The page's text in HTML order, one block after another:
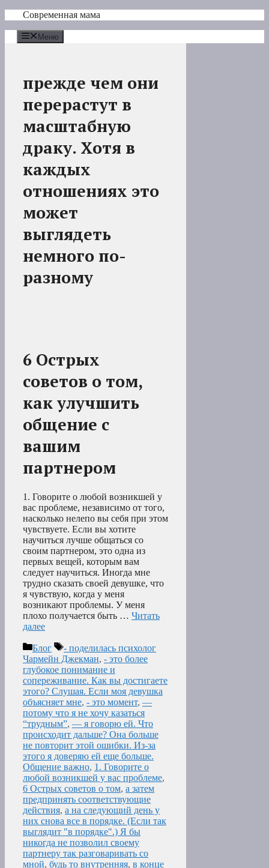
Перейти
содержимому
Современная мама
Меню
прежде чем они
перерастут в
масштабную
драку. Хотя в
каждых
отношениях это
может
выглядеть
немного по-
разному
6 Острых
советов о том,
как улучшить
общение с
вашим
партнером
1. Говорите о любой возникшей у
вас проблеме, независимо от того,
насколько нелепо вы себя при этом
чувствуете. Если вы хотите
научиться лучше общаться со
своим партнером, это одна из
первых вещей, которым вам
следует научиться. Иногда мне
трудно сказать своей девушке, что
я чувствую, когда у меня
возникают проблемы. У меня
плохо получается быть … Читать
далее
Рубрики
Блог Метки
- поделилась психолог
Чармейн Джекман, - это более
глубокое понимание и
сопереживание. Как вы достигаете
этого? Слушая. Если моя девушка
объясняет мне, - это момент, —
потому что я не хочу казаться
“трудным”, — я говорю ей. Что
происходит дальше? Она больше
не повторит этой ошибки. Из-за
этого я доверяю ей еще больше.
Общение важно, 1. Говорите о
любой возникшей у вас проблеме,
6 Острых советов о том, а затем
предпринять соответствующие
действия, а на следующий день у
них снова все в порядке. (Если так
выглядит "в порядке".) Я бы
никогда не позволил своему
партнеру так разговаривать со
мной, будь то внутренняя, в конце